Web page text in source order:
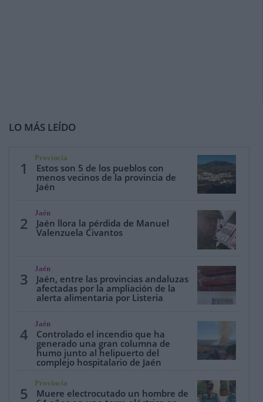
LO MÁS LEÍDO
1
Provincia
Estos son 5 de los pueblos con
menos vecinos de la provincia de
Jaén
2
Jaén
Jaén llora la pérdida de Manuel
Valenzuela Civantos
3
Jaén
Jaén, entre las provincias andaluzas
afectadas por la ampliación de la
alerta alimentaria por Listeria
4
Jaén
Controlado el incendio que ha
generado una gran columna de
humo junto al helipuerto del
complejo hospitalario de Jaén
5
Provincia
Muere electrocutado un hombre de